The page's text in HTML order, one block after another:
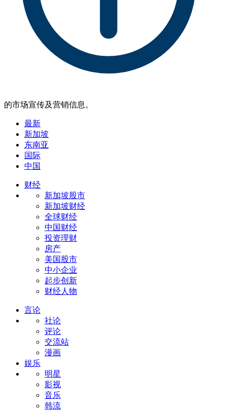
的市场宣传及营销信息。
最新
新加坡
东南亚
国际
中国
财经
新加坡股市
新加坡财经
全球财经
中国财经
投资理财
房产
美国股市
中小企业
起步创新
财经人物
言论
社论
评论
交流站
漫画
娱乐
明星
影视
音乐
韩流